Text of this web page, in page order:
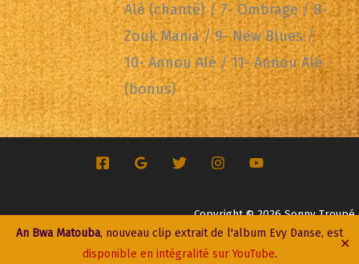
An Bwa Matouba, nouveau clip extrait de l'album Evy Danse, est
disponible en intégralité sur YouTube.
✕
Alé (chanté) / 7- Ombrage / 8-
Zouk Mania / 9- New Blues /
10- Annou Alé / 11- Annou Alé
(bonus)
Copyright © 2026 Sonny Troupé
l'Agence - le Bananier bleu